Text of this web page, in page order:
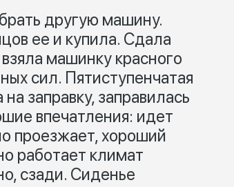
другую машину.
ее и купила. Сдала
машинку красного
сил. Пятиступенчатая
заправку, заправилась
впечатления: идет
проезжает, хороший
работает климат
сзади. Сиденье